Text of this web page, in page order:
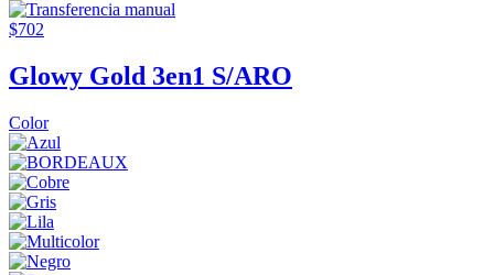
$702
Glowy Gold 3en1 S/ARO
Color